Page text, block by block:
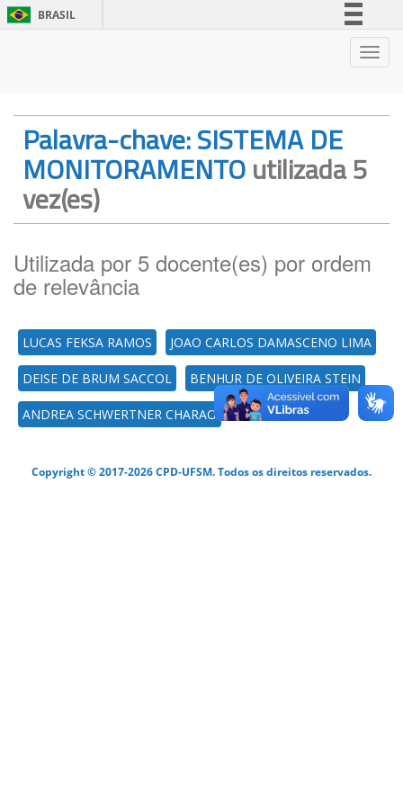
BRASIL
Legislação
Canais
Palavra-chave: SISTEMA DE
MONITORAMENTOutilizada 5
vez(es)
Utilizada por 5 docente(es) por ordem
de relevância
LUCAS FEKSA RAMOS JOAO CARLOS DAMASCENO LIMA
DEISE DE BRUM SACCOL BENHUR DE OLIVEIRA STEIN
ANDREA SCHWERTNER CHARAO
Copyright © 2017-2026 CPD-UFSM. Todos os direitos reservados.